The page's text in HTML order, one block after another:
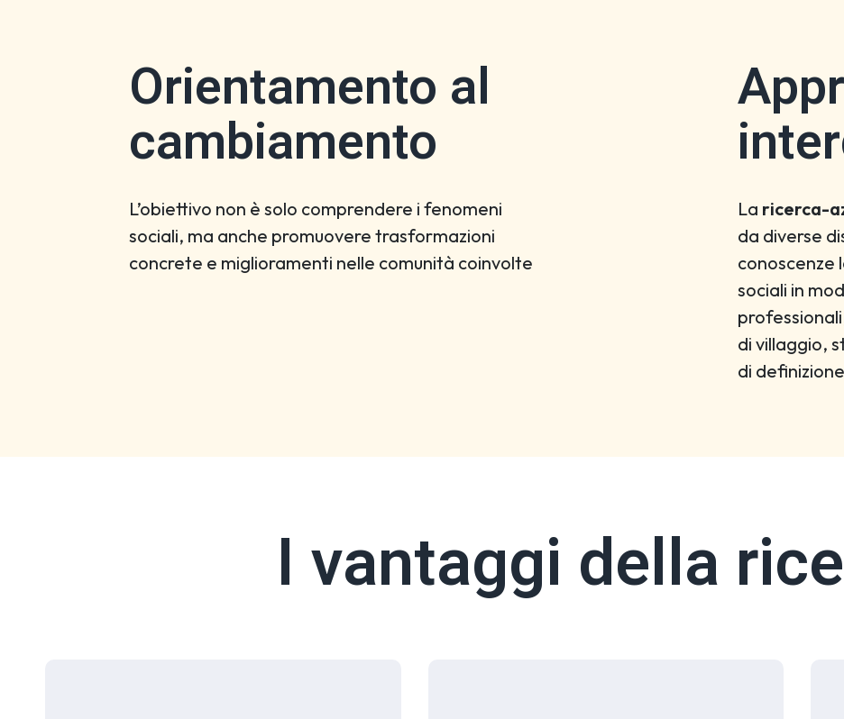
Orientamento al
cambiamento
L’obiettivo non è solo comprendere i fenomeni
sociali, ma anche promuovere trasformazioni
concrete e miglioramenti nelle comunità coinvolte
La ricerca-
da diverse
conoscenze
sociali in
di villaggio,
di
I vantaggi della